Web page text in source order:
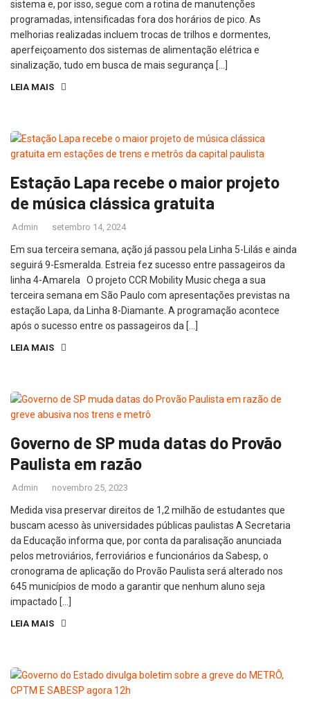
sistema e, por isso, segue com a rotina de manutenções
programadas, intensificadas fora dos horários de pico. As
melhorias realizadas incluem trocas de trilhos e dormentes,
aperfeiçoamento dos sistemas de alimentação elétrica e
sinalização, tudo em busca de mais segurança […]
LEIA MAIS
Estação Lapa recebe o maior projeto
de música clássica gratuita
Admin setembro 14, 2024
Em sua terceira semana, ação já passou pela Linha 5-Lilás e ainda
seguirá 9-Esmeralda. Estreia fez sucesso entre passageiros da
linha 4-Amarela O projeto CCR Mobility Music chega a sua
terceira semana em São Paulo com apresentações previstas na
estação Lapa, da Linha 8-Diamante. A programação acontece
após o sucesso entre os passageiros da […]
LEIA MAIS
Governo de SP muda datas do Provão
Paulista em razão
Admin novembro 25, 2023
Medida visa preservar direitos de 1,2 milhão de estudantes que
buscam acesso às universidades públicas paulistas A Secretaria
da Educação informa que, por conta da paralisação anunciada
pelos metroviários, ferroviários e funcionários da Sabesp, o
cronograma de aplicação do Provão Paulista será alterado nos
645 municípios de modo a garantir que nenhum aluno seja
impactado […]
LEIA MAIS